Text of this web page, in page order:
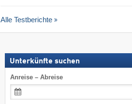
Alle Testberichte
Unterkünfte suchen
Anreise – Abreise